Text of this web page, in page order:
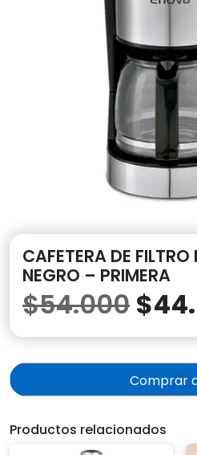
CAFETERA DE FILTRO
NEGRO – PRIMERA
$54.000 El
era:
$
Comprar
Productos relacionados